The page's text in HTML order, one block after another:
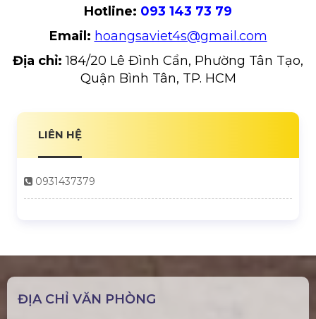
Hotline: 093 143 73 79
Email: hoangsaviet4s@gmail.com
Địa chỉ: 184/20 Lê Đình Cẩn, Phường Tân Tạo,
Quận Bình Tân, TP. HCM
LIÊN HỆ
0931437379
ĐỊA CHỈ VĂN PHÒNG